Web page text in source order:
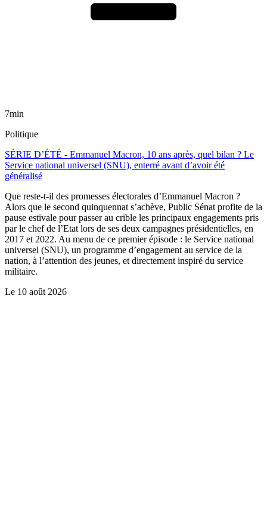
7min
Politique
SÉRIE D’ÉTÉ - Emmanuel Macron, 10 ans après, quel bilan ? Le
Service national universel (SNU), enterré avant d’avoir été
généralisé
Que reste-t-il des promesses électorales d’Emmanuel Macron ?
Alors que le second quinquennat s’achève, Public Sénat profite de la
pause estivale pour passer au crible les principaux engagements pris
par le chef de l’Etat lors de ses deux campagnes présidentielles, en
2017 et 2022. Au menu de ce premier épisode : le Service national
universel (SNU), un programme d’engagement au service de la
nation, à l’attention des jeunes, et directement inspiré du service
militaire.
Le 10 août 2026